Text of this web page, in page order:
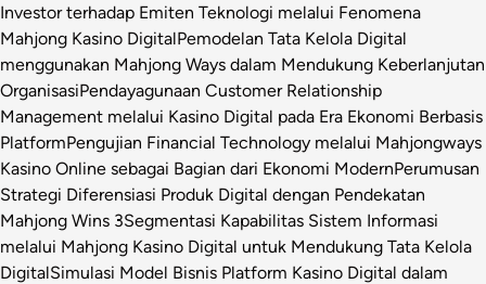
Investor terhadap Emiten Teknologi melalui Fenomena
Mahjong Kasino DigitalPemodelan Tata Kelola Digital
menggunakan Mahjong Ways dalam Mendukung Keberlanjutan
OrganisasiPendayagunaan Customer Relationship
Management melalui Kasino Digital pada Era Ekonomi Berbasis
PlatformPengujian Financial Technology melalui Mahjongways
Kasino Online sebagai Bagian dari Ekonomi ModernPerumusan
Strategi Diferensiasi Produk Digital dengan Pendekatan
Mahjong Wins 3Segmentasi Kapabilitas Sistem Informasi
melalui Mahjong Kasino Digital untuk Mendukung Tata Kelola
DigitalSimulasi Model Bisnis Platform Kasino Digital dalam